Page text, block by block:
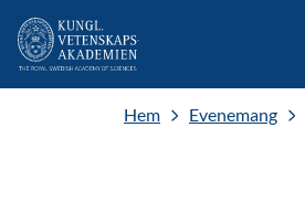
Hem Evenemang